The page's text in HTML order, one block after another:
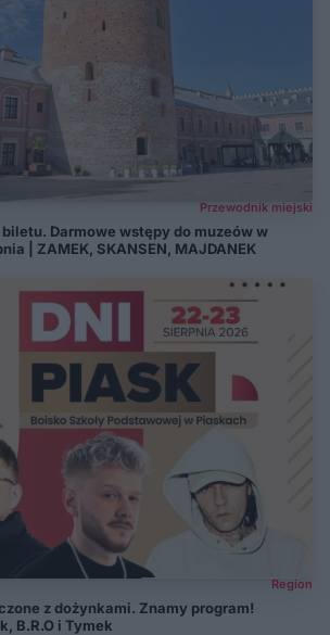
Przewodnik miejski
Darmowe wstępy do muzeów w
| ZAMEK, SKANSEN, MAJDANEK
Region
z dożynkami. Znamy program!
B.R.O i Tymek